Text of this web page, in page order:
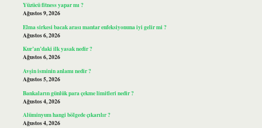
Yüzücü fitness yapar mı ?
Ağustos 9, 2026
Elma sirkesi bacak arası mantar enfeksiyonuna iyi gelir mi ?
Ağustos 6, 2026
Kur’an’daki ilk yasak nedir ?
Ağustos 6, 2026
Avşin isminin anlamı nedir ?
Ağustos 5, 2026
Bankaların günlük para çekme limitleri nedir ?
Ağustos 4, 2026
Alüminyum hangi bölgede çıkarılır ?
Ağustos 4, 2026